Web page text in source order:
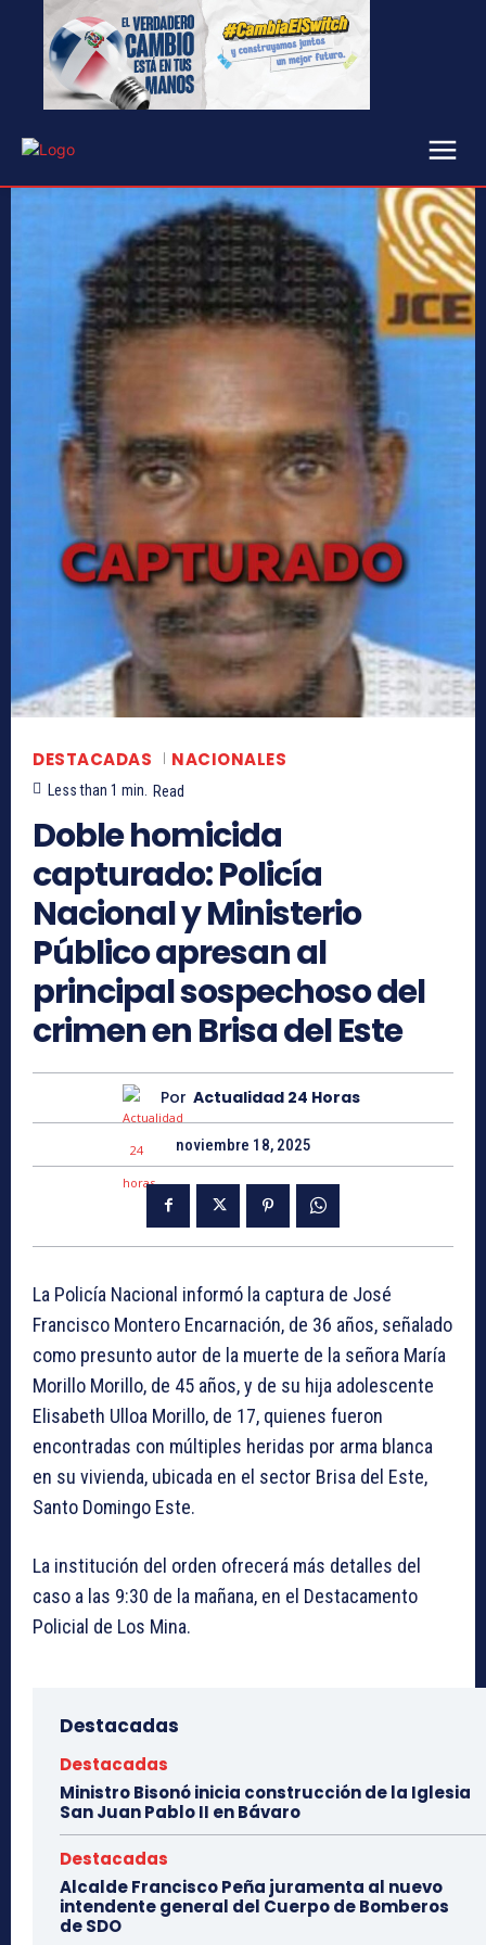
DESTACADAS NACIONALES
Less than 1 min. Read
Doble homicida
capturado: Policía
Nacional y Ministerio
Público apresan al
principal sospechoso del
crimen en Brisa del Este
Por Actualidad 24 Horas
noviembre 18, 2025
La Policía Nacional informó la captura de José
Francisco Montero Encarnación, de 36 años, señalado
como presunto autor de la muerte de la señora María
Morillo Morillo, de 45 años, y de su hija adolescente
Elisabeth Ulloa Morillo, de 17, quienes fueron
encontradas con múltiples heridas por arma blanca
en su vivienda, ubicada en el sector Brisa del Este,
Santo Domingo Este.
La institución del orden ofrecerá más detalles del
caso a las 9:30 de la mañana, en el Destacamento
Policial de Los Mina.
Destacadas
Destacadas
Ministro Bisonó inicia construcción de la Iglesia
San Juan Pablo II en Bávaro
Destacadas
Alcalde Francisco Peña juramenta al nuevo
intendente general del Cuerpo de Bomberos
de SDO